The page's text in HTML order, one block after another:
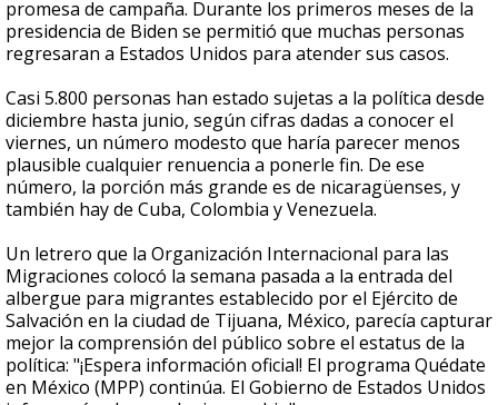
promesa de campaña. Durante los primeros meses de la
presidencia de Biden se permitió que muchas personas
regresaran a Estados Unidos para atender sus casos.
Casi 5.800 personas han estado sujetas a la política desde
diciembre hasta junio, según cifras dadas a conocer el
viernes, un número modesto que haría parecer menos
plausible cualquier renuencia a ponerle fin. De ese
número, la porción más grande es de nicaragüenses, y
también hay de Cuba, Colombia y Venezuela.
Un letrero que la Organización Internacional para las
Migraciones colocó la semana pasada a la entrada del
albergue para migrantes establecido por el Ejército de
Salvación en la ciudad de Tijuana, México, parecía capturar
mejor la comprensión del público sobre el estatus de la
política: "¡Espera información oficial! El programa Quédate
en México (MPP) continúa. El Gobierno de Estados Unidos